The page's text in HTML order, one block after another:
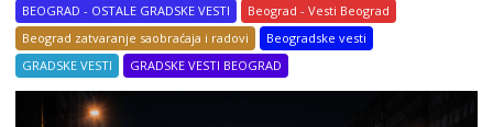
BEOGRAD - OSTALE GRADSKE VESTI
Beograd - Vesti Beograd
Beograd zatvaranje saobraćaja i radovi
Beogradske vesti
GRADSKE VESTI
GRADSKE VESTI BEOGRAD